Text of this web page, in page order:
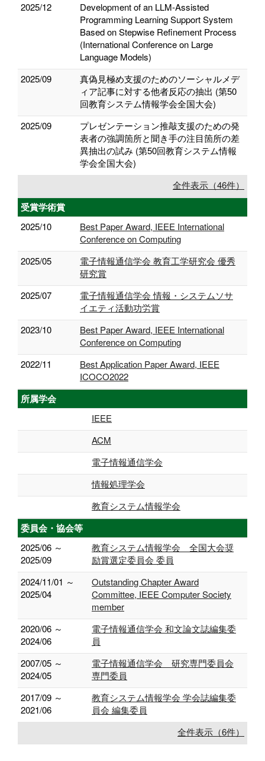
2025/12
Development of an LLM-Assisted
Programming Learning Support System
Based on Stepwise Refinement Process
(International Conference on Large
Language Models)
2025/09
真偽見極め支援のためのソーシャルメデ
ィア記事に対する他者反応の抽出 (第50
回教育システム情報学会全国大会)
2025/09
プレゼンテーション推敲支援のための発
表者の強調箇所と聞き手の注目箇所の差
異抽出の試み (第50回教育システム情報
学会全国大会)
全件表示（46件）
受賞学術賞
2025/10
Best Paper Award, IEEE International
Conference on Computing
2025/05
電子情報通信学会 教育工学研究会 優秀
研究賞
2025/07
電子情報通信学会 情報・システムソサ
イエティ活動功労賞
2023/10
Best Paper Award, IEEE International
Conference on Computing
2022/11
Best Application Paper Award, IEEE
ICOCO2022
所属学会
IEEE
ACM
電子情報通信学会
情報処理学会
教育システム情報学会
委員会・協会等
2025/06 ～
2025/09
教育システム情報学会 全国大会奨
励賞選定委員会 委員
2024/11/01 ～
2025/04
Outstanding Chapter Award
Committee, IEEE Computer Society
member
2020/06 ～
2024/06
電子情報通信学会 和文論文誌編集委
員
2007/05 ～
2024/05
電子情報通信学会 研究専門委員会
専門委員
2017/09 ～
2021/06
教育システム情報学会 学会誌編集委
員会 編集委員
全件表示（6件）